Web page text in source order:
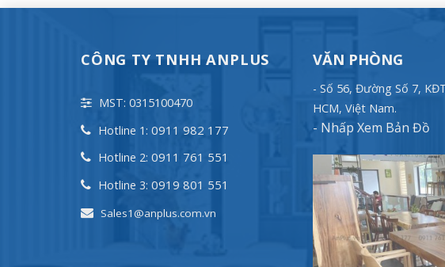
CÔNG TY TNHH ANPLUS
MST: 0315100470
Hotline 1: 0911 982 177
Hotline 2: 0911 761 551
Hotline 3: 0919 801 551
Sales1@anplus.com.vn
VĂN PHÒNG
- Số 56, Đường Số 7,
HCM, Việt Nam.
- Nhấp Xem Bản Đồ